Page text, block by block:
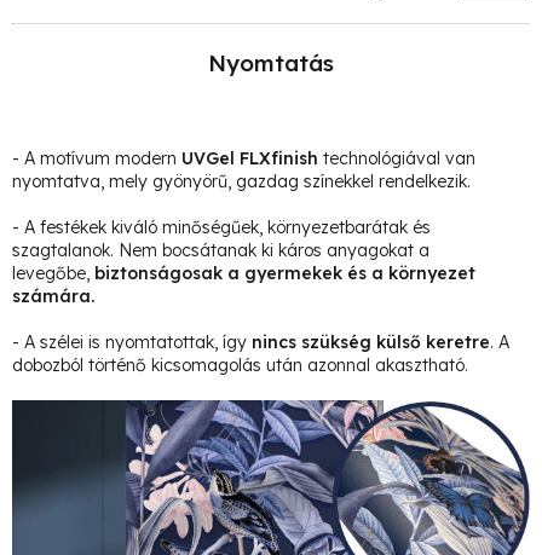
Nyomtatás
- A motívum modern UVGel FLXfinish technológiával van
nyomtatva, mely gyönyörű, gazdag színekkel rendelkezik.
- A festékek kiváló minőségűek, környezetbarátak és
szagtalanok. Nem bocsátanak ki káros anyagokat a
levegőbe, biztonságosak a gyermekek és a környezet
számára.
- A szélei is nyomtatottak, így nincs szükség külső keretre. A
dobozból történő kicsomagolás után azonnal akasztható.